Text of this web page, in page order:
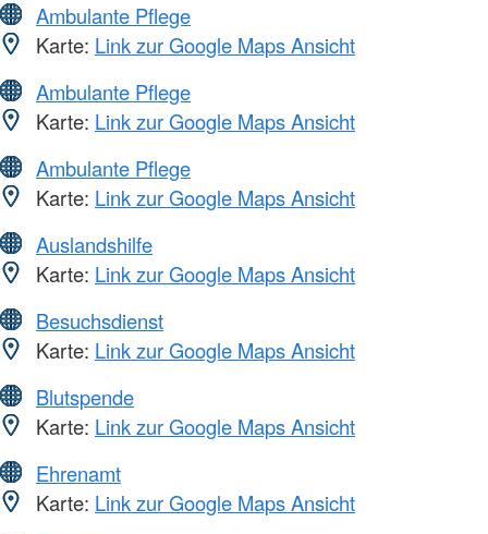
Ambulante Pflege
Karte: Link zur Google Maps Ansicht
Ambulante Pflege
Karte: Link zur Google Maps Ansicht
Ambulante Pflege
Karte: Link zur Google Maps Ansicht
Auslandshilfe
Karte: Link zur Google Maps Ansicht
Besuchsdienst
Karte: Link zur Google Maps Ansicht
Blutspende
Karte: Link zur Google Maps Ansicht
Ehrenamt
Karte: Link zur Google Maps Ansicht